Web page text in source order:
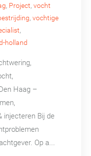
, Project, vocht
, vochtige
,
holland
Haag –
injecteren Bij de
Op a...